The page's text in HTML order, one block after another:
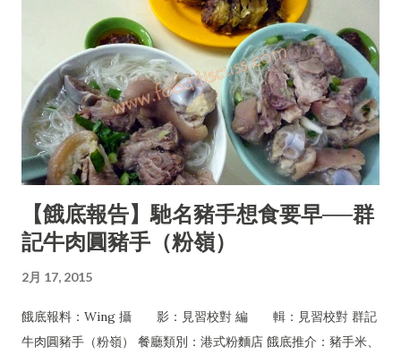
【餓底報告】馳名豬手想食要早──群
記牛肉圓豬手（粉嶺）
2月 17, 2015
餓底報料：Wing 攝 影：見習校對 編 輯：見習校對 群記
牛肉圓豬手（粉嶺） 餐廳類別：港式粉麵店 餓底推介：豬手米、